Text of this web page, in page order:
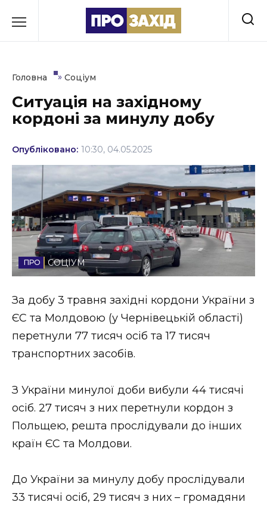
до
Культура
Освіта
Події
Політика
Соціум
Спорт
Стиль життя
Втрачений Ужгород
Втрачений Ужгород (відеоверсія)
ЗАКАРПАТСЬКІ НОВИНИ
НОВИНИ ЗАХІДНОЇ УКРАЇНИ
ФОТО
Головна » Соціум
Ситуація на західному
кордоні за минулу добу
Опубліковано: 10:30, 04.05.2025
СОЦІУМ
За добу 3 травня західні кордони України з
ЄС та Молдовою (у Чернівецькій області)
перетнули 77 тисяч осіб та 17 тисяч
транспортних засобів.
З України минулої доби вибули 44 тисячі
осіб. 27 тисяч з них перетнули кордон з
Польщею, решта прослідували до інших
країн ЄС та Молдови.
До України за минулу добу прослідували
33 тисячі осіб, 29 тисяч з них – громадяни